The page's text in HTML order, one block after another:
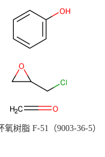
氧树脂 F-51（9003-36-5）